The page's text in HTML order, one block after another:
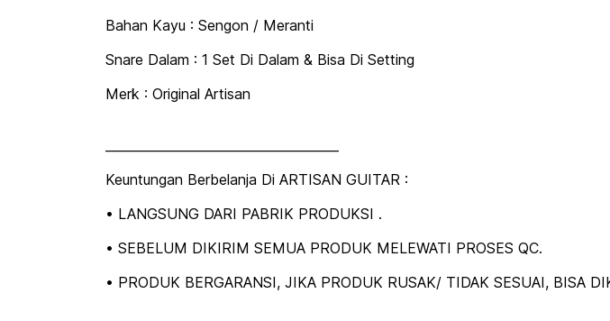
Bahan Kayu : Sengon / Meranti
Snare Dalam : 1 Set Di Dalam & Bisa Di Setting
Merk : Original Artisan
Keuntungan Berbelanja Di ARTISAN GUITAR :
• LANGSUNG DARI PABRIK PRODUKSI .
• SEBELUM DIKIRIM SEMUA PRODUK MELEWATI PROSES QC.
• PRODUK BERGARANSI, JIKA PRODUK RUSAK/ TIDAK SESUAI, BISA